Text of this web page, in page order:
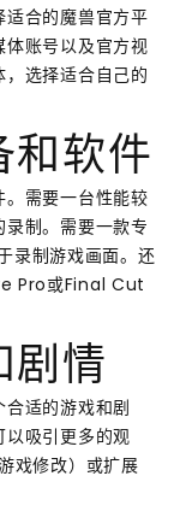
合的魔兽官方平
账号以及官方视
选择适合自己的
和软件
需要一台性能较
制。需要一款专
录制游戏画面。还
Pro或Final Cut
剧情
适的游戏和剧
吸引更多的观
戏修改）或扩展